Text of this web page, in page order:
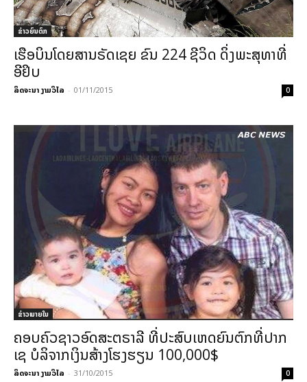
ຂ່າວຍົນຕົກ
ເຮືອບິນໂດຍສານຣັດເຊຍ ຂົນ 224 ຊີວິດ ດິ່ງພະສຸທາທີ່
ອີຢິບ
ລິດຈະນາ ງາມວິໄລ - 01/11/2015 0
ຂ່າວພາຍ​ໃນ
ຄອບຄົວຊາວອົດສະຕຣາລີ ທີ່ປະສົບເຫດຍົນຕົກທີ່ປາກ
ເຊ ບໍລິຈາກເງິນສ້າງໂຮງຮຽນ 100,000$
ລິດຈະນາ ງາມວິໄລ - 31/10/2015 0